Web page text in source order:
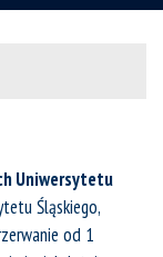
Uniwersytetu
Śląskiego,
od 1